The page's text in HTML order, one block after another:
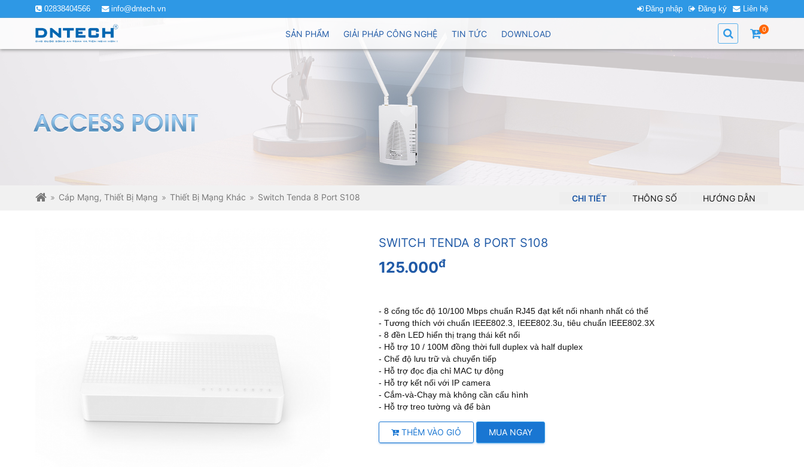
02838404566 info@dntech.vn Đăng nhập Đăng ký Liên hệ
SẢN PHẨM GIẢI PHÁP CÔNG NGHỆ TIN TỨC DOWNLOAD 0
Cáp Mạng, Thiết Bị Mạng Thiết Bị Mạng Khác Switch Tenda 8 Port S108 CHI TIẾT THÔNG SỐ HƯỚNG DẪN
SWITCH TENDA 8 PORT S108
125.000đ
- 8 cổng tốc độ 10/100 Mbps chuẩn RJ45 đạt kết nối nhanh nhất có thể
- Tương thích với chuẩn IEEE802.3, IEEE802.3u, tiêu chuẩn IEEE802.3X
- 8 đền LED hiển thị trạng thái kết nối
- Hỗ trợ 10 / 100M đồng thời full duplex và half duplex
- Chế độ lưu trữ và chuyển tiếp
- Hỗ trợ đọc địa chỉ MAC tự động
- Hỗ trợ kết nối với IP camera
- Cắm-và-Chạy mà không cần cấu hình
- Hỗ trợ treo tường và để bàn
THÊM VÀO GIỎ MUA NGAY